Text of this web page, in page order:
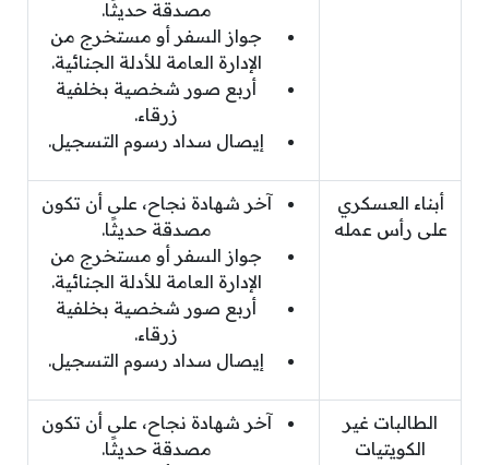
مصدقة حديثًا.
جواز السفر أو مستخرج من
الإدارة العامة للأدلة الجنائية.
أربع صور شخصية بخلفية
زرقاء.
إيصال سداد رسوم التسجيل.
أبناء العسكري
على رأس عمله
آخر شهادة نجاح، على أن تكون
مصدقة حديثًا.
جواز السفر أو مستخرج من
الإدارة العامة للأدلة الجنائية.
أربع صور شخصية بخلفية
زرقاء.
إيصال سداد رسوم التسجيل.
الطالبات غير
الكويتيات
آخر شهادة نجاح، على أن تكون
مصدقة حديثًا.